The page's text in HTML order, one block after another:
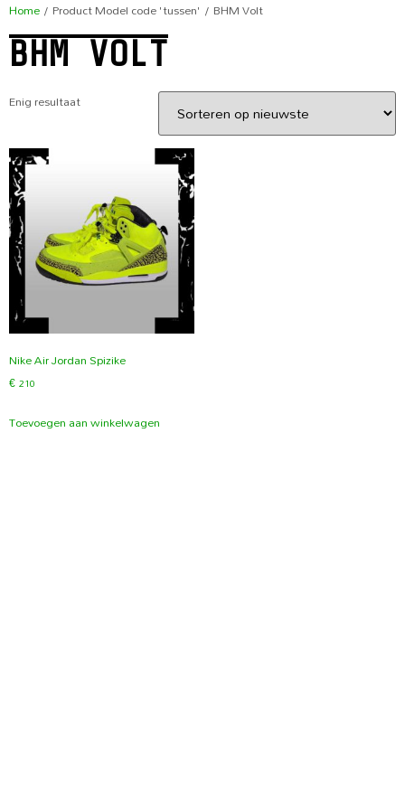
Home/ Product Model code 'tussen' / BHM Volt
BHM VOLT
Enig resultaat
Nike Air Jordan Spizike
€210
Toevoegen aan winkelwagen